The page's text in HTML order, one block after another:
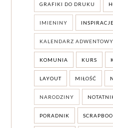
GRAFIKI DO DRUKU
IMIENINY INSPIRACJE
KALENDARZ ADWENTOWY
KOMUNIA KURS
LAYOUT MIŁOŚĆ
NARODZINY
PORADNIK